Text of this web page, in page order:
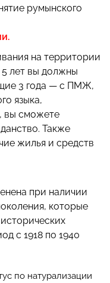
румынского
на территории
лет вы должны
3 года — с ПМЖ,
языка,
вы сможете
Также
жилья и средств
при наличии
которые
с 1918 по 1940
по натурализации